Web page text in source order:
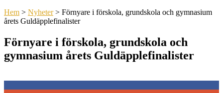
Hem > Nyheter> Förnyare i förskola, grundskola och gymnasium
årets Guldäpplefinalister
Förnyare i förskola, grundskola och
gymnasium årets Guldäpplefinalister